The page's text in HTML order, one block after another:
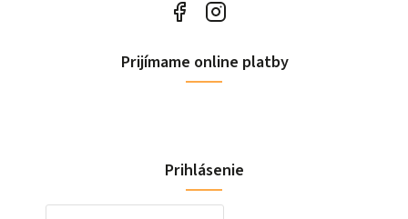
Prijímame online platby
Prihlásenie